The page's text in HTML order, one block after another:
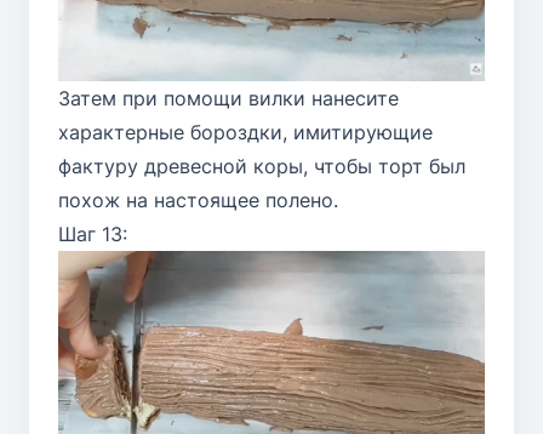
Затем при помощи вилки нанесите
характерные бороздки, имитирующие
фактуру древесной коры, чтобы торт был
похож на настоящее полено.
Шаг 13: